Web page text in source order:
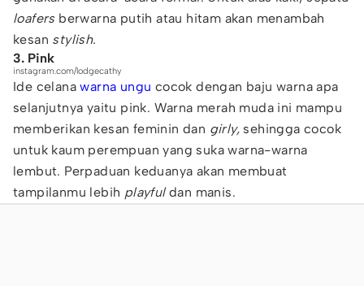
loafersberwarna putih atau hitam akan menambah
kesan stylish.
3. Pink
instagram.com/lodgecathy
Ide celanawarna ungu cocok dengan baju warna apa
selanjutnya yaitu pink. Warna merah muda ini mampu
memberikan kesan feminin dan girly, sehingga cocok
untuk kaum perempuan yang suka warna-warna
lembut. Perpaduan keduanya akan membuat
tampilanmu lebih playfuldan manis.